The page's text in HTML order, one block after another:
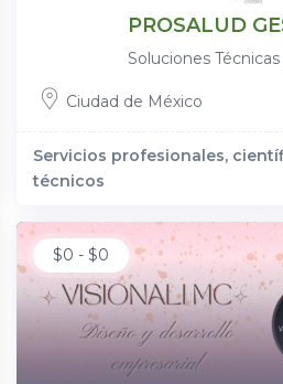
PROSALUD
Soluciones
Ciudad de México
Servicios profesionales,
técnicos
$0 - $0